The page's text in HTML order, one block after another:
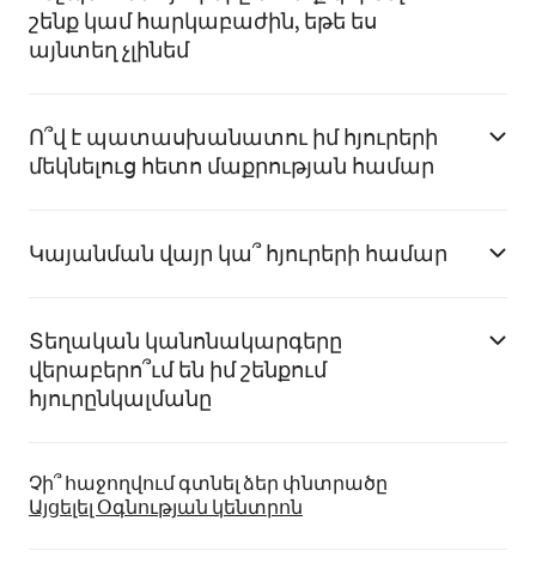
շենք կամ հարկաբաժին, եթե ես
այնտեղ չլինեմ
Ո՞վ է պատասխանատու իմ հյուրերի
մեկնելուց հետո մաքրության համար
Կայանման վայր կա՞ հյուրերի համար
Տեղական կանոնակարգերը
վերաբերո՞ւմ են իմ շենքում
հյուրընկալմանը
Չի՞ հաջողվում գտնել ձեր փնտրածը
Այցելել Օգնության կենտրոն